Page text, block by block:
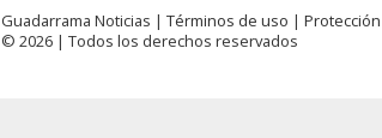
Guadarrama Noticias | Términos de uso |
© 2026 | Todos los derechos reservados